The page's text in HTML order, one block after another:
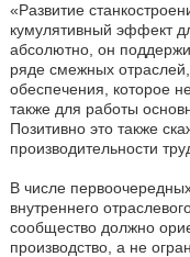
«Развитие
кумулятивный эффект
абсолютно, он
ряде смежных
обеспечения, которое
также для работы
Позитивно это также
производительности
В числе
внутреннего
сообщество должно
производство, а не